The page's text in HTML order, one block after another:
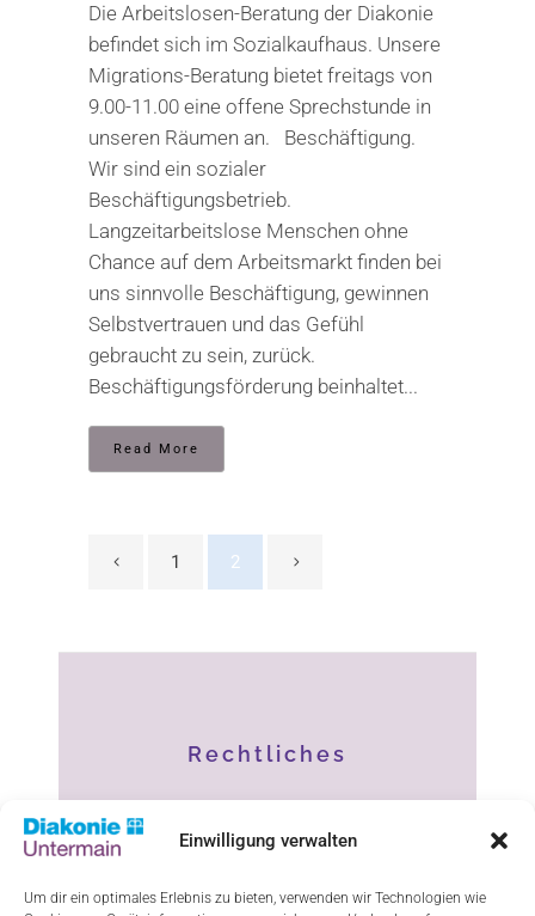
Einwilligung verwalten
Um dir ein optimales Erlebnis zu bieten, verwenden wir Technologien wie
Die Arbeitslosen-Beratung der Diakonie
befindet sich im Sozialkaufhaus. Unsere
Migrations-Beratung bietet freitags von
9.00-11.00 eine offene Sprechstunde in
unseren Räumen an. Beschäftigung.
Wir sind ein sozialer
Beschäftigungsbetrieb.
Langzeitarbeitslose Menschen ohne
Chance auf dem Arbeitsmarkt finden bei
uns sinnvolle Beschäftigung, gewinnen
Selbstvertrauen und das Gefühl
gebraucht zu sein, zurück.
Beschäftigungsförderung beinhaltet...
Read More
1 2
Rechtliches